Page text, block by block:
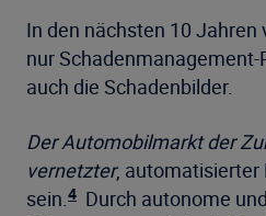
In den nächsten 10
nur Schadenmanagement-
auch die Schadenbilder.
Der Automobilmarkt der
vernetzter,
sein.4 Durch autonome